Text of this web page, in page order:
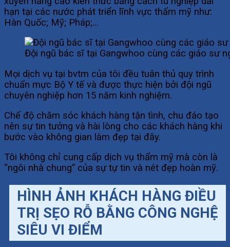
hạn tại các nước phát triển lĩnh vực thẩm mỹ như:
Hàn Quốc; Mỹ; Pháp;…
Đội ngũ bác sĩ tại Gangwhoo cùng các giáo sư
Mọi dịch vụ tại bvtm của tôi đều tuân thủ quy trình
chuẩn mực Bộ Y tế và được thực hiện bởi đội ngũ
chuyên nghiệp hơn 15 năm kinh nghiệm.
Chế độ chăm sóc khách hàng tận tình, chu đáo tạo
nên sự tin tưởng và hài lòng cho các khách hàng khi
bước vào không gian làm đẹp tại đây.
Tôi không chỉ cung cấp dịch vụ thẩm mỹ mà còn là
“ngôi nhà chung” của sự tự tin và nét đẹp hoàn mỹ.
HÌNH ẢNH KHÁCH HÀNG ĐIỀU
TRỊ SẸO RỖ BẰNG CÔNG NGHỆ
SIÊU VI ĐIỂM